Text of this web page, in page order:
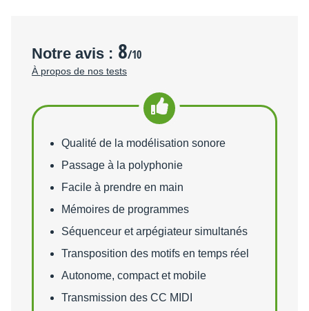
Notre avis : 8/10
À propos de nos tests
Points forts
Qualité de la modélisation sonore
Passage à la polyphonie
Facile à prendre en main
Mémoires de programmes
Séquenceur et arpégiateur simultanés
Transposition des motifs en temps réel
Autonome, compact et mobile
Transmission des CC MIDI